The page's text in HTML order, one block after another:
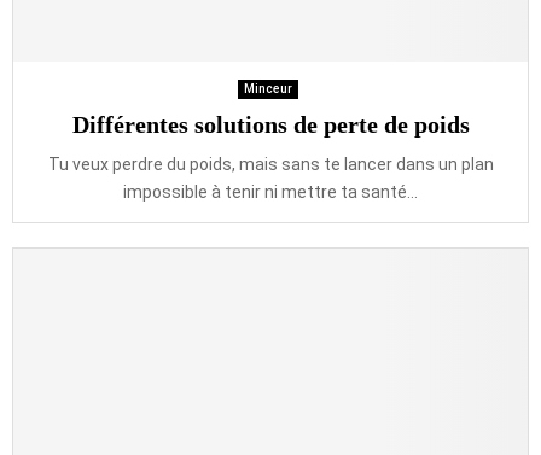
Minceur
Différentes solutions de perte de poids
Tu veux perdre du poids, mais sans te lancer dans un plan
impossible à tenir ni mettre ta santé...